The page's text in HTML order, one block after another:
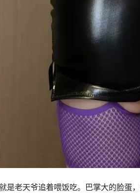
是老天爷追着喂饭吃。巴掌大的脸蛋